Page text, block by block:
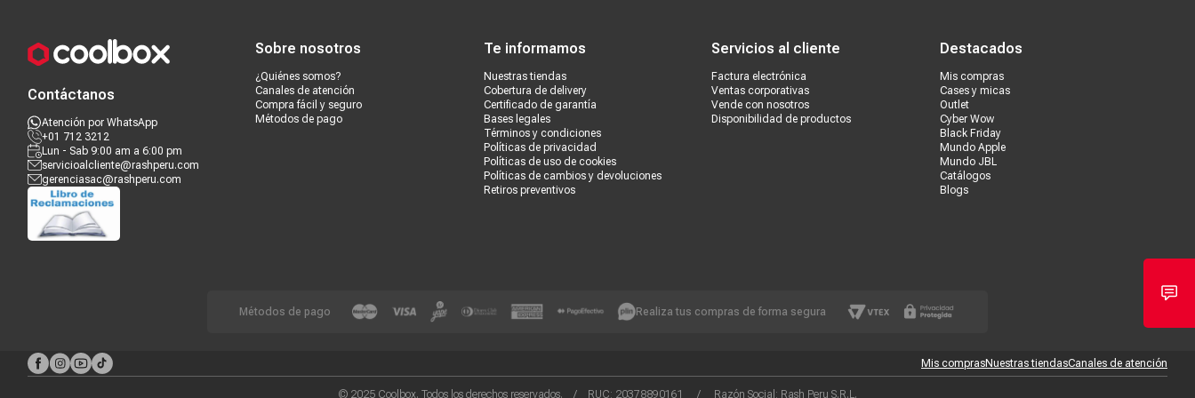
Contáctanos
Atención por WhatsApp
+01 712 3212
Lun - Sab 9:00 am a 6:00 pm
servicioalcliente@rashperu.com
gerenciasac@rashperu.com
Sobre nosotros
¿Quiénes somos?
Canales de atención
Compra fácil y seguro
Métodos de pago
Te informamos
Nuestras tiendas
Cobertura de delivery
Certificado de garantía
Bases legales
Términos y condiciones
Políticas de privacidad
Políticas de uso de cookies
Políticas de cambios y devoluciones
Retiros preventivos
Servicios al cliente
Factura electrónica
Ventas corporativas
Vende con nosotros
Disponibilidad de productos
Destacados
Mis compras
Cases y micas
Outlet
Cyber Wow
Black Friday
Mundo Apple
Mundo JBL
Catálogos
Blogs
Métodos de pago Realiza tus compras de forma segura
Mis comprasNuestras tiendasCanales de atención
© 2025 Coolbox. Todos los derechos reservados. / RUC: 20378890161 / Razón Social: Rash Peru S.R.L.